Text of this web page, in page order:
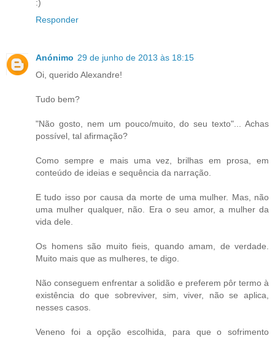
:)
Responder
Anónimo 29 de junho de 2013 às 18:15
Oi, querido Alexandre!
Tudo bem?
"Não gosto, nem um pouco/muito, do seu texto"... Achas
possível, tal afirmação?
Como sempre e mais uma vez, brilhas em prosa, em
conteúdo de ideias e sequência da narração.
E tudo isso por causa da morte de uma mulher. Mas, não
uma mulher qualquer, não. Era o seu amor, a mulher da
vida dele.
Os homens são muito fieis, quando amam, de verdade.
Muito mais que as mulheres, te digo.
Não conseguem enfrentar a solidão e preferem pôr termo à
existência do que sobreviver, sim, viver, não se aplica,
nesses casos.
Veneno foi a opção escolhida, para que o sofrimento